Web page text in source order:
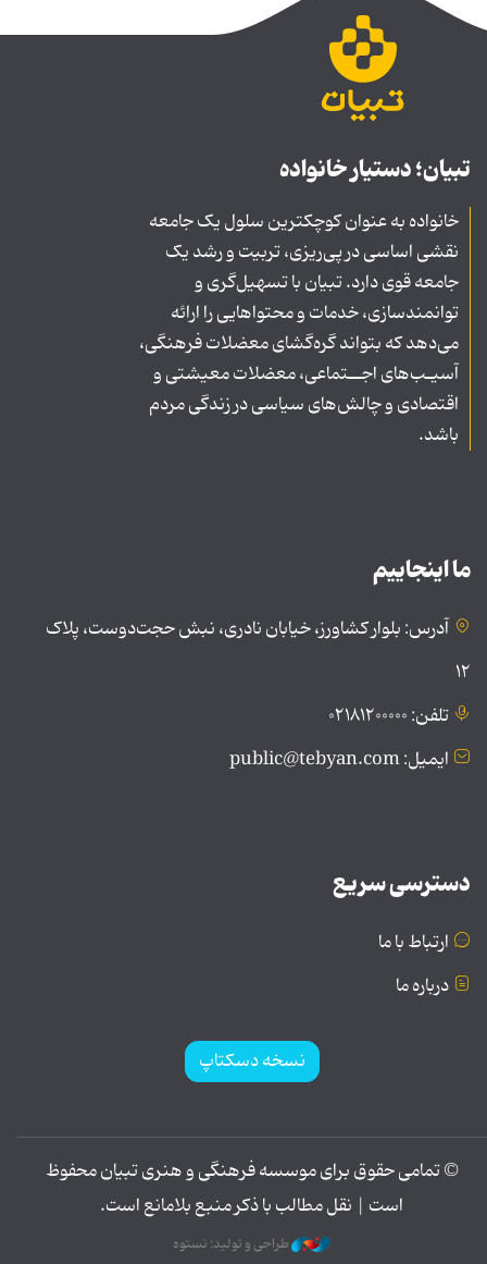
تبیان؛ دستیار خانواده
خانواده به عنوان کوچکترین سلول یک جامعه
نقشی اساسی در پی‌ریزی، تربیت و رشد یک
جامعه قوی دارد. تبیان با تسهیل‌گری و
توانمندسازی، خدمات و محتواهایی را ارائه
می‌دهد که بتواند گره‌گشای معضلات فرهنگی،
آسیـب‌های اجــتماعی، معضلات معیشتی و
اقتصادی و چالش‌های سیاسی در زندگی مردم
باشد.
ما اینجاییم
آدرس: بلوار کشاورز، خیابان نادری، نبش حجت‌دوست، پلاک
۱۲
تلفن: ۰۲۱۸۱۲۰۰۰۰۰
ایمیل: public@tebyan.com
دسترسی سریع
ارتباط با ما
درباره ما
نسخه دسکتاپ
© تمامی حقوق برای موسسه فرهنگی و هنری تبیان محفوظ
است | نقل مطالب با ذکر منبع بلامانع است.
طراحی و تولید: نستوه